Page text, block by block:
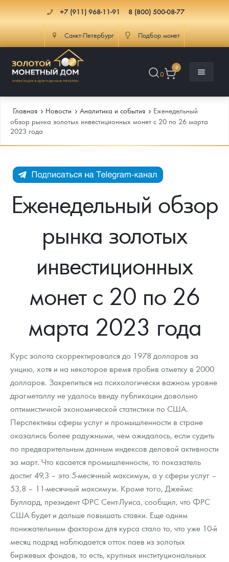
+7 (911) 968-11-91 8 (800) 500-08-77
Санкт-Петербург Подбор монет
0
0
Каталог
Каталог Монет
Монеты Россия и СССР
Иностранные
Памятные и старинные монеты
Памятные монеты России и СССР
Монеты и жетоны ЗМД
Золотые слитки
Аксессуары
Год Лошади
Флот: ледоколы и корабли
Ювелирные изделия
Русская нумизматика
Золотая карманная галерея
Наборы подарочных и коллекционных монет
Монеты и жетоны из недрагоценных металлов
Книги по нумизматике
Инфо
Подлинность монет
Выкуп серебряных монет
Вопрос - ответ
Памятка для работы с монетами из драгметаллов
Монеты
Политика конфиденциальности
Положение по обработке и защите персональных данных
Услуги
Подбор монет
Георгий Победоносец - динамика цен
Лом выкуп
Скупка слитков
Наши преимущества
Пресс-служба
Главная Новости Аналитика и события
Еженедельный
обзор рынка золотых инвестиционных монет с 20 по 26 марта
2023 года
Еженедельный обзор
рынка золотых
инвестиционных
монет с 20 по 26
марта 2023 года
Курс золота скорректировался до 1978 долларов за
унцию, хотя и на некоторое время пробив отметку в 2000
долларов. Закрепиться на психологически важном уровне
драгметаллу не удалось ввиду публикации довольно
оптимистичной экономической статистики по США.
Перспективы сферы услуг и промышленности в стране
оказались более радужными, чем ожидалось, если судить
по предварительным данным индексов деловой активности
за март. Что касается промышленности, то показатель
достиг 49,3 – это 5-месячный максимум, а у сферы услуг –
53,8 – 11-месячный максимум. Кроме того, Джеймс
Буллард, президент ФРС Сент-Луиса, сообщил, что ФРС
США будет и дальше повышать ставки. Еще одним
понижательным фактором для курса стало то, что уже 10-й
месяц подряд наблюдается отток паев из золотых
биржевых фондов, то есть, крупных институциональных